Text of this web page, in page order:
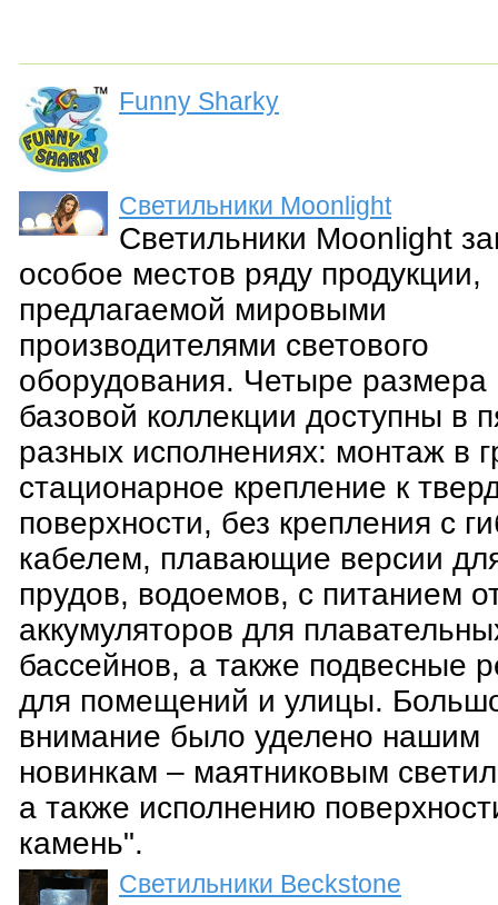
Funny Sharky
Светильники Moonlight
Светильники Moonlight
особое местов ряду продукции,
предлагаемой мировыми
производителями светового
оборудования. Четыре размера
базовой коллекции доступны в
разных исполнениях: монтаж в
стационарное крепление к
поверхности, без крепления с
кабелем, плавающие версии
прудов, водоемов, с питанием
аккумуляторов для
бассейнов, а также подвесные
для помещений и улицы.
внимание было уделено нашим
новинкам – маятниковым
а также исполнению
камень".
Светильники Beckstone